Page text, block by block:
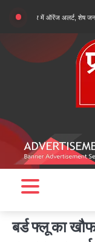
content
में ऑरेंज अलर्ट, शेष जनपदों में येलो
बर्ड फ्लू का